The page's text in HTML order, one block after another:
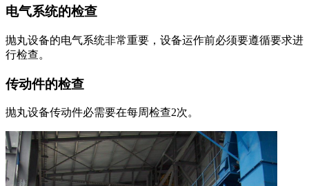
电气系统的检查
抛丸设备的电气系统非常重要，设备运作前必须要遵循要求进
行检查。
传动件的检查
抛丸设备传动件必需要在每周检查2次。